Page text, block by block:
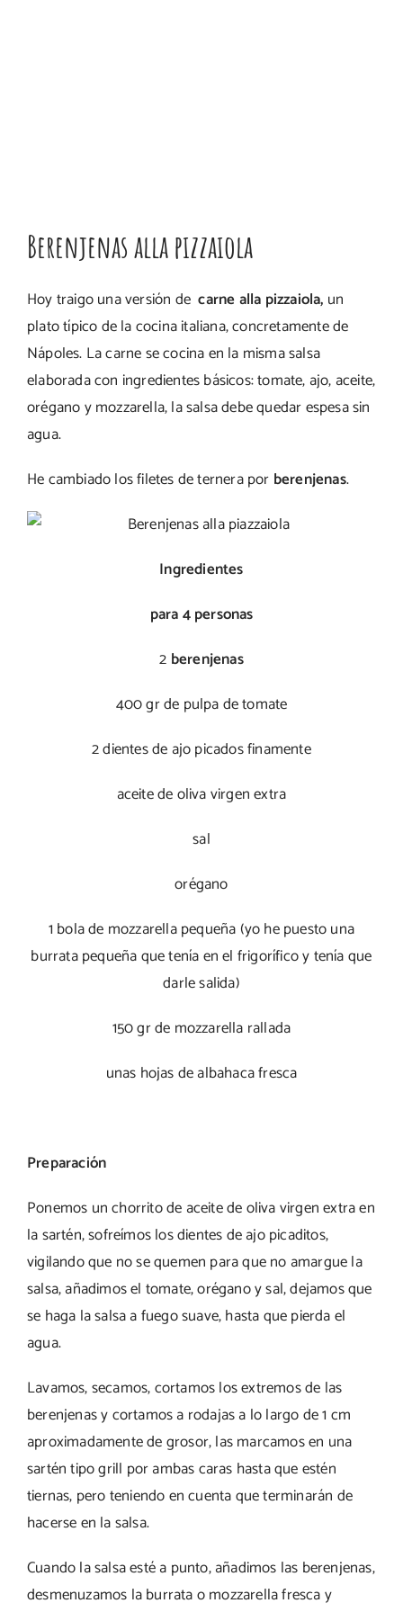
Berenjenas alla pizzaiola
Hoy traigo una versión decarne alla pizzaiola, un
plato típico de la cocina italiana, concretamente de
Nápoles. La carne se cocina en la misma salsa
elaborada con ingredientes básicos: tomate, ajo, aceite,
orégano y mozzarella, la salsa debe quedar espesa sin
agua.
He cambiado los filetes de ternera por berenjenas.
Ingredientes
para 4 personas
2 berenjenas
400 gr de pulpa de tomate
2 dientes de ajo picados finamente
aceite de oliva virgen extra
sal
orégano
1 bola de mozzarella pequeña (yo he puesto una
burrata pequeña que tenía en el frigorífico y tenía que
darle salida)
150 gr de mozzarella rallada
unas hojas de albahaca fresca
Preparación
Ponemos un chorrito de aceite de oliva virgen extra en
la sartén, sofreímos los dientes de ajo picaditos,
vigilando que no se quemen para que no amargue la
salsa, añadimos el tomate, orégano y sal, dejamos que
se haga la salsa a fuego suave, hasta que pierda el
agua.
Lavamos, secamos, cortamos los extremos de las
berenjenas y cortamos a rodajas a lo largo de 1 cm
aproximadamente de grosor, las marcamos en una
sartén tipo grill por ambas caras hasta que estén
tiernas, pero teniendo en cuenta que terminarán de
hacerse en la salsa.
Cuando la salsa esté a punto, añadimos las berenjenas,
desmenuzamos la burrata o mozzarella fresca y